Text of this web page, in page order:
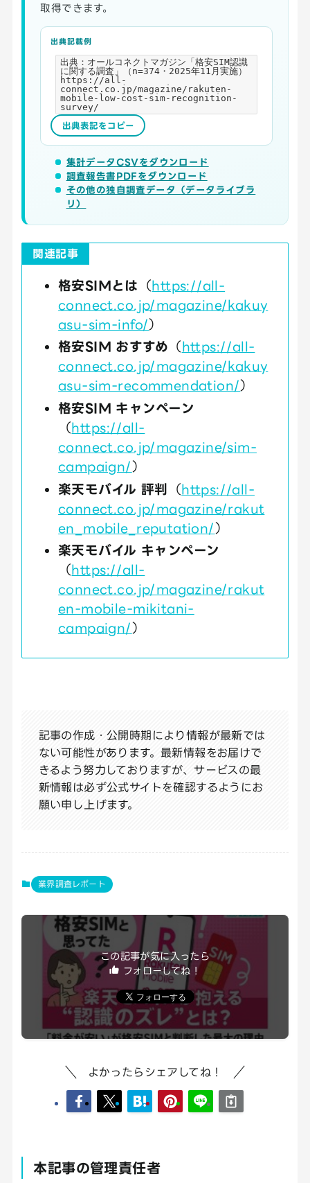
取得できます。
出典記載例
出典：オールコネクトマガジン「格安SIM認識
に関する調査」（n=374・2025年11月実施）
https://all-
connect.co.jp/magazine/rakuten-
mobile-low-cost-sim-recognition-
survey/
出典表記をコピー
集計データCSVをダウンロード
調査報告書PDFをダウンロード
その他の独自調査データ（データライブラ
リ）
関連記事
格安SIMとは （https://all-
connect.co.jp/magazine/kakuy
asu-sim-info/）
格安SIM おすすめ （https://all-
connect.co.jp/magazine/kakuy
asu-sim-recommendation/）
格安SIM キャンペーン
（https://all-
connect.co.jp/magazine/sim-
campaign/）
楽天モバイル 評判
（https://all-
connect.co.jp/magazine/rakut
en_mobile_reputation/）
楽天モバイル キャンペーン
（https://all-
connect.co.jp/magazine/rakut
en-mobile-mikitani-
campaign/）
記事の作成・公開時期により情報が最新では
ない可能性があります。最新情報をお届けで
きるよう努力しておりますが、サービスの最
新情報は必ず公式サイトを確認するようにお
願い申し上げます。
業界調査レポート
この記事が気に入ったら
フォローしてね！
よかったらシェアしてね！
本記事の管理責任者